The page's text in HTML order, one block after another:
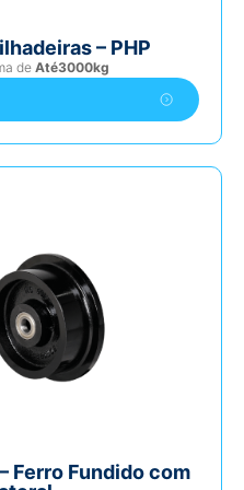
– PHP
de Até3000kg
Ferro Fundido com